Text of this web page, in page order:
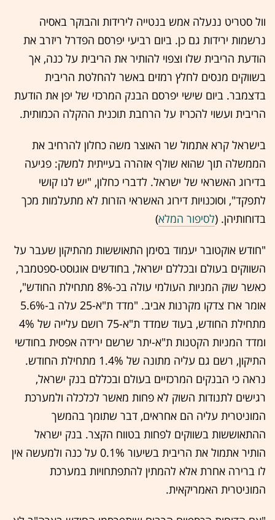
וול סטריט ננעלה אמש בנטייה לירידות והבוקר באסיה
נרשמות ירידות גם כן. ביום רביעי יפרסם הפדרל ריזרב את
הודעת הריבית שלו וצפוי להותיר את הריבית על כנה, אך
בשווקים מנסים לחלץ רמזים באשר להחלטת הריבית
בדצמבר. ביום שישי יפרסם הבנק המרכזי של יפן את הודעת
הריבית ועשוי להכריז על הרחבת תוכנית ההקלה הכמותית.
בישראל קרא אתמול שר האוצר משה כחלון להרחיב את
הממשלה תוך שהוא שולף אזהרה בעייתית למשק: פגיעה
בדירוג האשראי של ישראל. לדברי כחלון, "יש לנו קושי
לתפקד", וסוכנויות דירוג האשראי הזרות לא מתעלמות מכך
בדוחותיהן. (לסיפור המלא)
"חודש אוקטובר יעמוד בסימן התאוששות מהתיקון שעבר על
השווקים בעולם ובכללם ישראל, בחודשים אוגוסט-ספטמבר,
כאשר שוק המניות העולמי עולה בכ-8% מתחילת החודש",
אומר ארז צדקו מקרנות אביב. "מדד ת"א-25 עלה ב-5.6%
מתחילת החודש, בעוד שמדד ת"א-75 רושם עלייה של 4%
ומדד המניות הקטנות ת"א-יתר שרשם ירידה אפסית בחודשי
התיקון, רשם גם עליה מתונה של 1.4% מתחילת החודש.
נראה כי הבנקים המרכזיים בעולם ובכללם בנק ישראל,
רגישים לתנודות השוק לא פחות מאשר לכלכלה ולמערכת
המוניטרית עליה הם אחראים, דבר שתומך בהמשך
ההתאוששות בשווקים לפחות בטווח הקצר. בנק ישראל
הותיר אתמול את הריבית בשיעור 0.1% על כנה ולמעשה אין
לו ברירה אחרת אלא להמתין להתפתחויות במערכת
המוניטרית האמריקאית.